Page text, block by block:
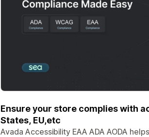
Ensure your store complies with
States, EU,etc
Avada Accessibility EAA ADA AODA